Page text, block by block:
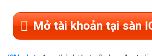
Mở tài khoản tại sàn